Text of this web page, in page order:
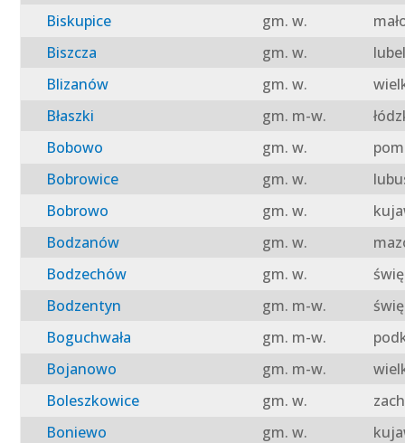
Biskupice
gm. w.
Biszcza
gm. w.
Blizanów
gm. w.
Błaszki
gm. m-w.
Bobowo
gm. w.
Bobrowice
gm. w.
Bobrowo
gm. w.
Bodzanów
gm. w.
Bodzechów
gm. w.
Bodzentyn
gm. m-w.
Boguchwała
gm. m-w.
Bojanowo
gm. m-w.
Boleszkowice
gm. w.
Boniewo
gm. w.